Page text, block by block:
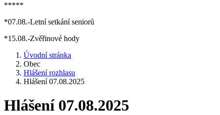
*****
*07.08.-Letní setkání seniorů
*15.08.-Zvěřinové hody
Úvodní stránka
Obec
Hlášení rozhlasu
Hlášení 07.08.2025
Hlášení 07.08.2025